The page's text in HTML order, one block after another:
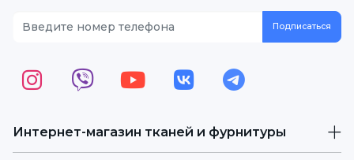
Интернет-магазин тканей и фурнитуры